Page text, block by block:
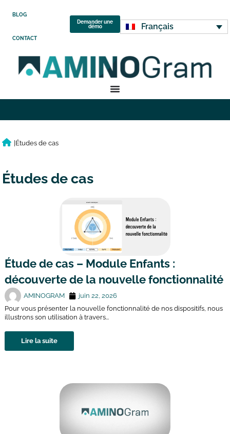
BLOG
CONTACT
Demander une
démo
Français
|Études de cas
Études de cas
Étude de cas – Module Enfants :
découverte de la nouvelle fonctionnalité
AMINOGRAM
juin 22, 2026
Pour vous présenter la nouvelle fonctionnalité de nos dispositifs, nous
illustrons son utilisation à travers...
Lire la suite